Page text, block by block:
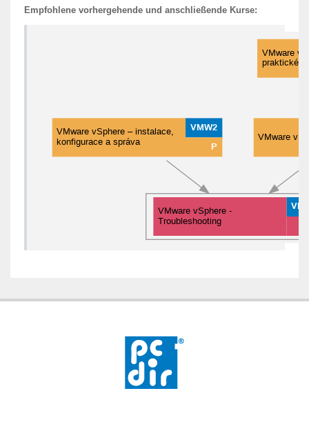
Empfohlene vorhergehende und anschließende Kurse: